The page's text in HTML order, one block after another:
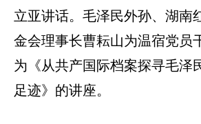
立亚讲话。毛泽民外孙、湖南
金会理事长曹耘山为温宿党员
为《从共产国际档案探寻毛泽
足迹》的讲座。